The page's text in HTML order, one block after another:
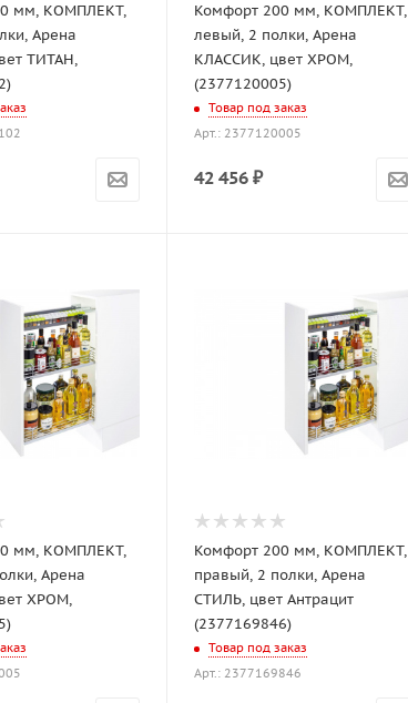
мм, КОМПЛЕКТ,
Арена
ТИТАН,
Комфорт 200 мм, КОМПЛЕКТ,
левый, 2 полки, Арена
КЛАССИК, цвет ХРОМ,
(2377120005)
Товар под заказ
Арт.: 2377120005
42 456 ₽
мм, КОМПЛЕКТ,
Арена
ХРОМ,
Комфорт 200 мм, КОМПЛЕКТ,
правый, 2 полки, Арена
СТИЛЬ, цвет Антрацит
(2377169846)
Товар под заказ
Арт.: 2377169846